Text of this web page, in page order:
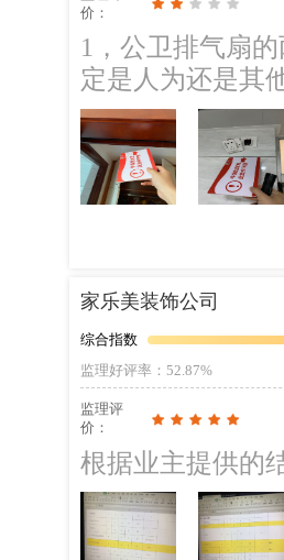
价：
1，公卫排气扇
定是人为还是其
建议是腻子修补
透气为主，甲醛
修补处理，涂刷
家乐美装饰公司
综合指数
监理好评率 ：52.87%
监理评
价：
根据业主提供的